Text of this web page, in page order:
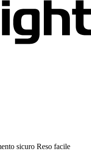
sicuro Reso facile